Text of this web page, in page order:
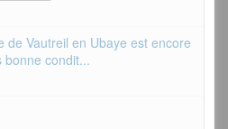
de Vautreil en Ubaye est encore
bonne condit...